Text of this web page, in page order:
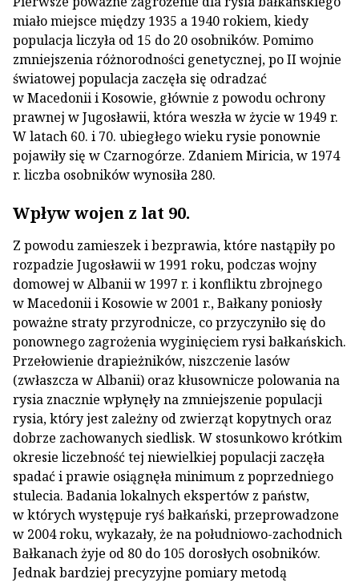
miało miejsce między 1935 a 1940 rokiem, kiedy
populacja liczyła od 15 do 20 osobników. Pomimo
zmniejszenia różnorodności genetycznej, po II wojnie
światowej populacja zaczęła się odradzać
w Macedonii i Kosowie, głównie z powodu ochrony
prawnej w Jugosławii, która weszła w życie w 1949 r.
W latach 60. i 70. ubiegłego wieku rysie ponownie
pojawiły się w Czarnogórze. Zdaniem Miricia, w 1974
r. liczba osobników wynosiła 280.
Wpływ wojen z lat 90.
Z powodu zamieszek i bezprawia, które nastąpiły po
rozpadzie Jugosławii w 1991 roku, podczas wojny
domowej w Albanii w 1997 r. i konfliktu zbrojnego
w Macedonii i Kosowie w 2001 r., Bałkany poniosły
poważne straty przyrodnicze, co przyczyniło się do
ponownego zagrożenia wyginięciem rysi bałkańskich.
Przełowienie drapieżników, niszczenie lasów
(zwłaszcza w Albanii) oraz kłusownicze polowania na
rysia znacznie wpłynęły na zmniejszenie populacji
rysia, który jest zależny od zwierząt kopytnych oraz
dobrze zachowanych siedlisk. W stosunkowo krótkim
okresie liczebność tej niewielkiej populacji zaczęła
spadać i prawie osiągnęła minimum z poprzedniego
stulecia. Badania lokalnych ekspertów z państw,
w których występuje ryś bałkański, przeprowadzone
w 2004 roku, wykazały, że na południowo-zachodnich
Bałkanach żyje od 80 do 105 dorosłych osobników.
Jednak bardziej precyzyjne pomiary metodą